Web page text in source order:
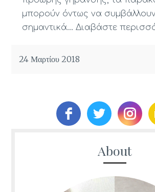
μπορούν όντως να
σημαντικά… Διαβάστε
24 Μαρτίου 2018
About